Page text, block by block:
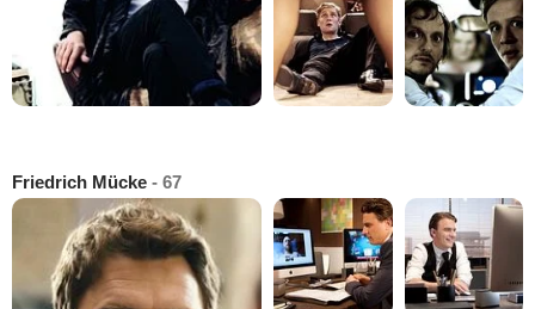
Friedrich Mücke - 67